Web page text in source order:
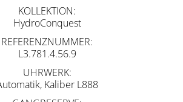
KOLLEKTION
HydroConquest
REFERENZNUMMER
L3.781.4.56.9
UHRWERK
Kaliber L888